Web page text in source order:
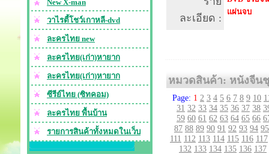
New X-man
วาไรตี้โชว์เกาหลี-dvd
ละครไทย new
ละครไทย(เก่า)หายาก
ละครไทย(เก่า)หายาก
ซีรีย์ไทย (ซิทคอม)
ละครไทย พื้นบ้าน
รายการสินค้าทั้งหมดในเว็บ
ละเอียด :
แผ่นจบ
หมวดสินค้า: หนังจีน
Page: 1 2 3 4 5 6 7 8 9 10
31 32 33 34 35 36 37 38
59 60 61 62 63 64 65 66
87 88 89 90 91 92 93 94 95
111 112 113 114 115 116 117
132 133 134 135 136 137